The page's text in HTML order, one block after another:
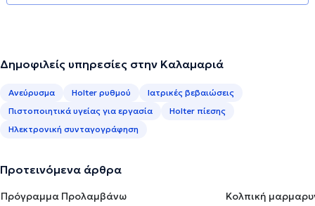
Δημοφιλείς υπηρεσίες στην Καλαμαριά
Ανεύρυσμα Holter ρυθμού
Ιατρικές βεβαιώσεις
Πιστοποιητικά υγείας για εργασία
Holter πίεσης
Ηλεκτρονική συνταγογράφηση
Προτεινόμενα άρθρα
Πρόγραμμα Προλαμβάνω
Κολπική